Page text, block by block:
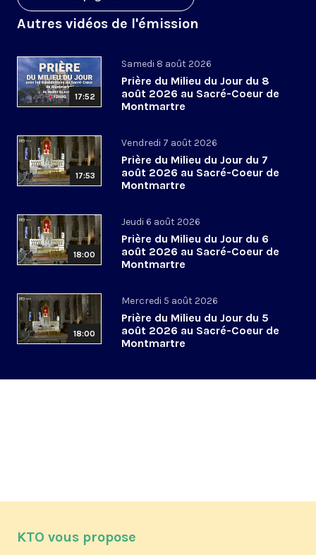
Autres vidéos de l'émission
17:52
Samedi 8 août 2026
Prière du Milieu du Jour du 8
août 2026 au Sacré-Coeur de
Montmartre
17:53
Vendredi 7 août 2026
Prière du Milieu du Jour du 7
août 2026 au Sacré-Coeur de
Montmartre
18:00
Jeudi 6 août 2026
Prière du Milieu du Jour du 6
août 2026 au Sacré-Coeur de
Montmartre
18:00
Mercredi 5 août 2026
Prière du Milieu du Jour du 5
août 2026 au Sacré-Coeur de
Montmartre
KTO vous propose